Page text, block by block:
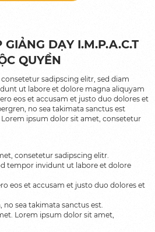
SAT
Kèm 1 Thầy - 1 Trò
Các kỳ thi
thử Mock Test
chính thức
Du học
Anh Philippines
DẠY I.M.P.A.C.T
QUYỀN
sadipscing elitr, sed diam
ut labore et dolore magna aliquyam
eos et accusam et justo duo dolores et
no sea takimata sanctus est
ipsum dolor sit amet, consetetur
consetetur sadipscing elitr.
tempor invidunt ut labore et dolore
eos et accusam et justo duo dolores et
no sea takimata sanctus est.
Lorem ipsum dolor sit amet,